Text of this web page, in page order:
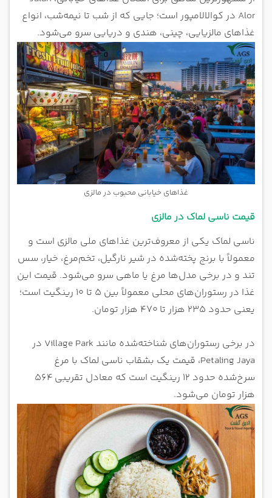
Alor در کوالالامپور است؛ جایی که از شب تا نیمه‌شب، انواع
غذاهای مالزیایی، چینی، هندی و دریایی سرو می‌شود.
غذاهای خیابانی محبوب در مالزی
قیمت ناسی لماک در مالزی
ناسی لماک یکی از معروف‌ترین غذاهای ملی مالزی است و
معمولاً با برنج پخته‌شده در شیر نارگیل، تخم‌مرغ، خیار، سس
تند و در برخی مدل‌ها مرغ یا ماهی سرو می‌شود. قیمت این
غذا در رستوران‌های محلی معمولاً بین ۵ تا ۱۰ رینگیت است؛
یعنی حدود ۲۳۵ هزار تا ۴۷۰ هزار تومان.
در برخی رستوران‌های شناخته‌شده مانند Village Park در
Petaling Jaya، قیمت یک بشقاب ناسی لماک با مرغ
سرخ‌شده حدود ۱۲ رینگیت است که معادل تقریبی ۵۶۴
هزار تومان می‌شود.